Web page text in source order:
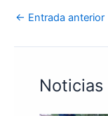
← Entrada anterior